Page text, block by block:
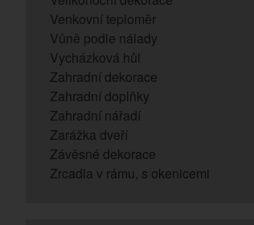
Venkovní teploměr
Vůně podle nálady
Vycházková hůl
Zahradní dekorace
Zahradní doplňky
Zahradní nářadí
Zarážka dveří
Závěsné dekorace
Zrcadla v rámu, s okenicemi